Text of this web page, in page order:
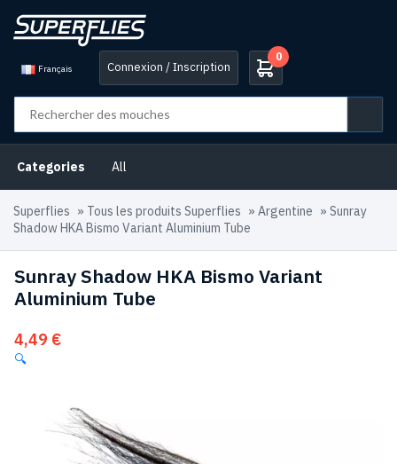
Français Connexion / Inscription
0
Categories All
Superflies » Tous les produits Superflies » Argentine » Sunray
Shadow HKA Bismo Variant Aluminium Tube
Sunray Shadow HKA Bismo Variant
Aluminium Tube
4,49 €
🔍